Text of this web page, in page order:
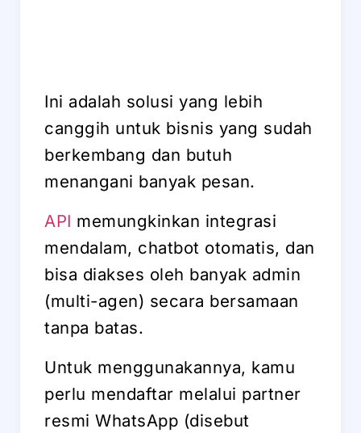
Ini adalah solusi yang lebih
canggih untuk bisnis yang sudah
berkembang dan butuh
menangani banyak pesan.
API memungkinkan integrasi
mendalam, chatbot otomatis, dan
bisa diakses oleh banyak admin
(multi-agen) secara bersamaan
tanpa batas.
Untuk menggunakannya, kamu
perlu mendaftar melalui partner
resmi WhatsApp (disebut